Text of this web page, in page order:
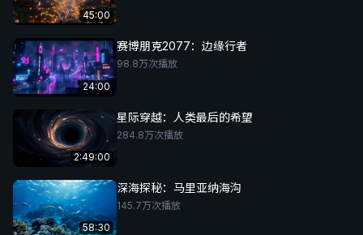
45:00
24:00
赛博朋克2077：边缘行者
98.8万次播放
2:49:00
星际穿越：人类最后的希望
284.8万次播放
58:30
深海探秘：马里亚纳海沟
145.7万次播放